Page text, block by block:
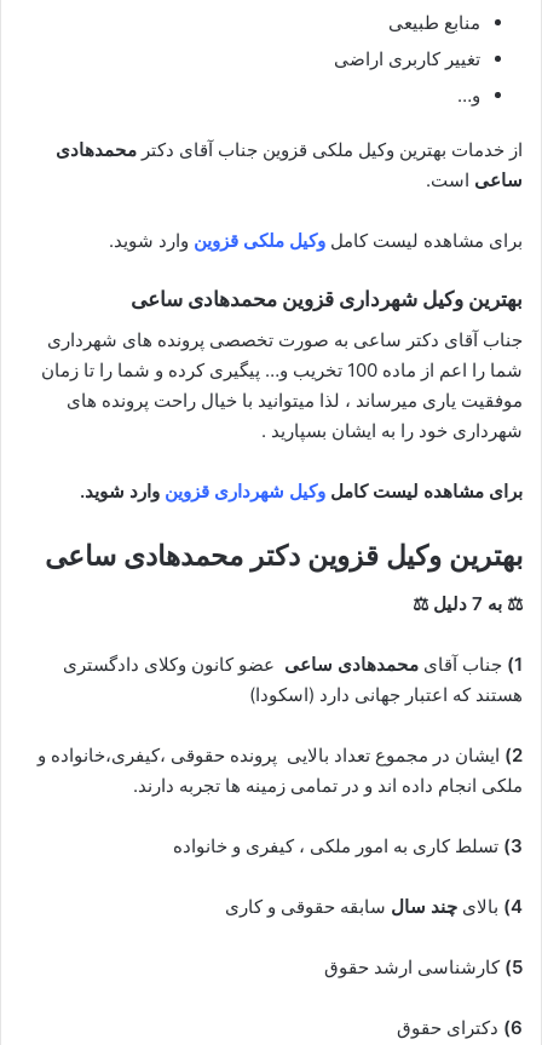
منابع طبیعی
تغییر کاربری اراضی
و…
از خدمات بهترین وکیل ملکی قزوین جناب آقای دکتر محمدهادی
ساعی است.
برای مشاهده لیست کامل وکیل ملکی قزوین وارد شوید.
بهترین وکیل شهرداری قزوین محمدهادی ساعی
جناب آقای دکتر ساعی به صورت تخصصی پرونده های شهرداری
شما را اعم از ماده 100 تخریب و… پیگیری کرده و شما را تا زمان
موفقیت یاری میرساند ، لذا میتوانید با خیال راحت پرونده های
شهرداری خود را به ایشان بسپارید .
برای مشاهده لیست کامل وکیل شهرداری قزوین وارد شوید.
بهترین وکیل قزوین دکتر محمدهادی ساعی
⚖ به 7 دلیل ⚖
1) جناب آقای محمدهادی ساعی عضو کانون وکلای دادگستری
هستند که اعتبار جهانی دارد (اسکودا)
2)
ایشان در مجموع تعداد بالایی پرونده حقوقی ،کیفری،خانواده و
ملکی انجام داده اند و در تمامی زمینه ها تجربه دارند.
3) تسلط کاری به امور ملکی ، کیفری و خانواده
4) بالای چند سال سابقه حقوقی و کاری
5) کارشناسی ارشد حقوق
6) دکترای حقوق